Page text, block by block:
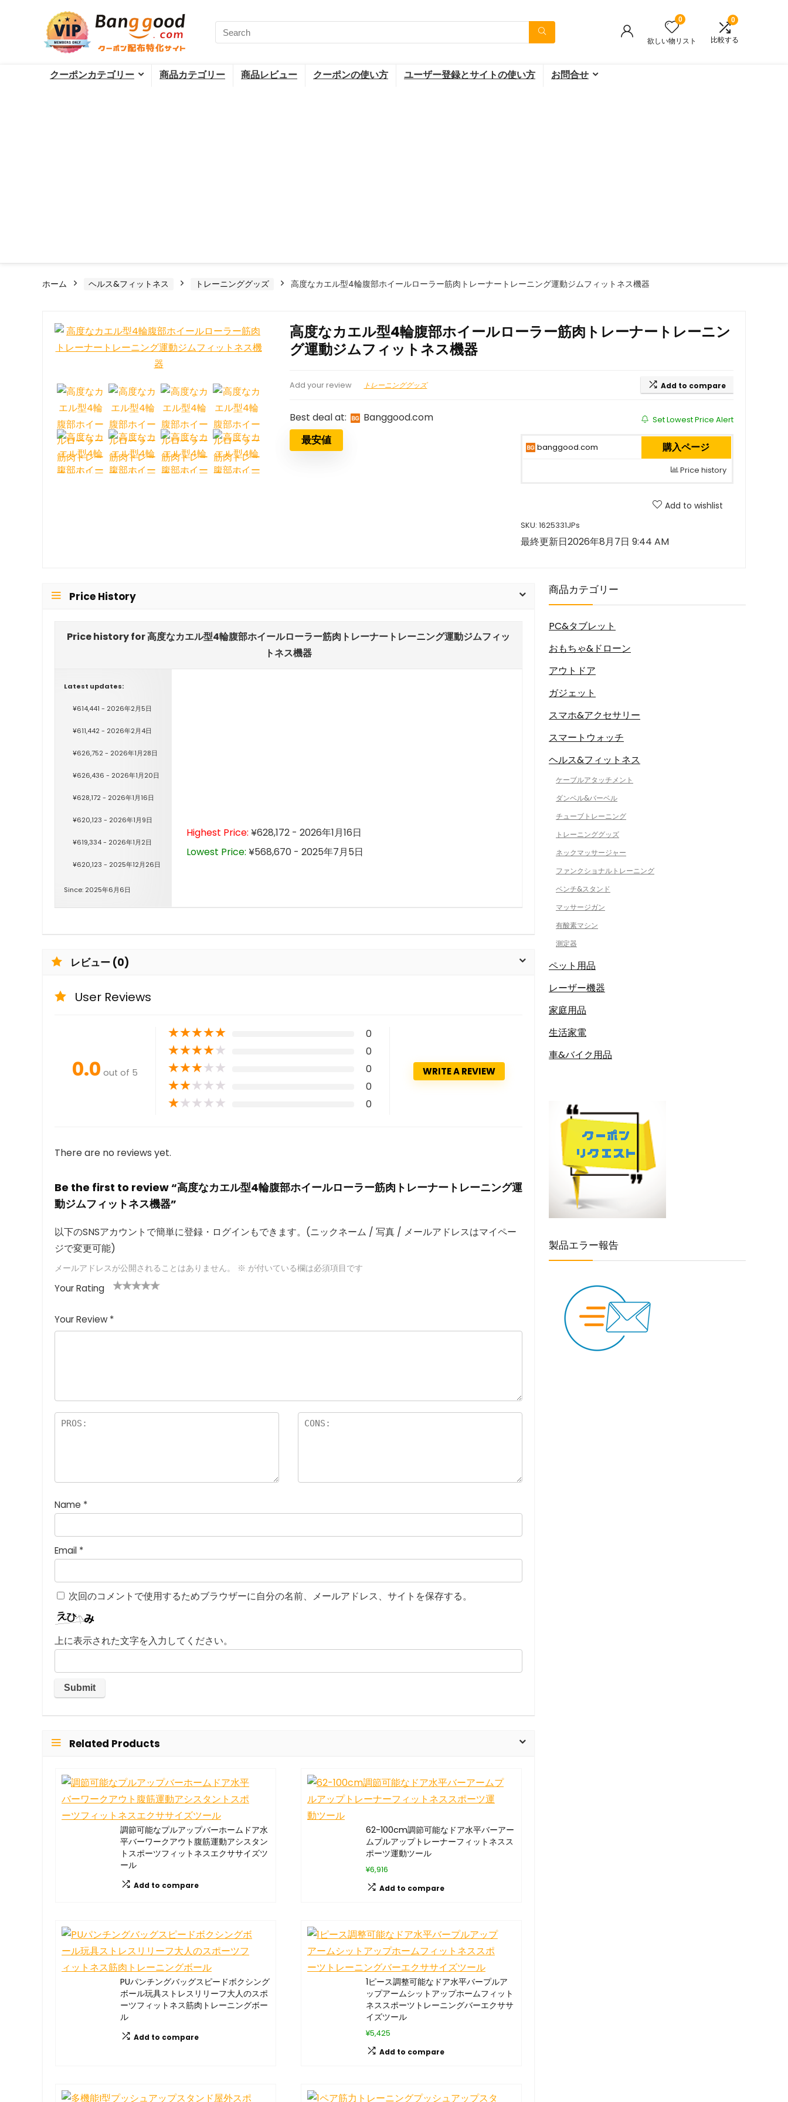
0
欲しい物リスト
0
比較する
クーポンカテゴリー 商品カテゴリー 商品レビュー クーポンの使い方 ユーザー登録とサイトの使い方 お問合せ
ホーム ヘルス&フィットネス トレーニンググッズ 高度なカエル型4輪腹部ホイールローラー筋肉トレーナートレーニング運動ジムフィットネス機器
高度なカエル型4輪腹部ホイールローラー筋肉トレーナートレーニン
グ運動ジムフィットネス機器
Add your review トレーニンググッズ Add to compare
Best deal at: banggood.com
最安値
Set Lowest Price Alert
banggood.com 購入ページ
Price history
Add to wishlist
SKU: 1625331JPs
最終更新日2026年8月7日 9:44 AM
Price History
Price history for 高度なカエル型4輪腹部ホイールローラー筋肉トレーナートレーニング運動ジムフィッ
トネス機器
Latest updates:
¥614,441 - 2026年2月5日
¥611,442 - 2026年2月4日
¥626,752 - 2026年1月28日
¥626,436 - 2026年1月20日
¥628,172 - 2026年1月16日
¥620,123 - 2026年1月9日
¥619,334 - 2026年1月2日
¥620,123 - 2025年12月26日
Since: 2025年6月6日
Highest Price: ¥628,172 - 2026年1月16日
Lowest Price: ¥568,670 - 2025年7月5日
レビュー (0)
User Reviews
0.0 out of 5
★★★★★ 0
★★★★★ 0
★★★★★ 0
★★★★★ 0
★★★★★ 0
WRITE A REVIEW
There are no reviews yet.
Be the first to review “高度なカエル型4輪腹部ホイールローラー筋肉トレーナートレーニング運
動ジムフィットネス機器”
以下のSNSアカウントで簡単に登録・ログインもできます。(ニックネーム / 写真 / メールアドレスはマイペー
ジで変更可能)
メールアドレスが公開されることはありません。 ※ が付いている欄は必須項目です
Your Rating
つ
星
価
星
(最
(最高
評価:
(最高評
価: 5つ
高評価: 5
つ星)
Your Review *
Name *
Email *
次回のコメントで使用するためブラウザーに自分の名前、メールアドレス、サイトを保存する。
上に表示された文字を入力してください。
Related Products
調節可能なプルアップバーホームドア水
平バーワークアウト腹筋運動アシスタン
トスポーツフィットネスエクササイズツ
ール
Add to compare
62-100cm調節可能なドア水平バーアー
ムプルアップトレーナーフィットネスス
ポーツ運動ツール
¥6,916
Add to compare
PUパンチングバッグスピードボクシング
ボール玩具ストレスリリーフ大人のスポ
ーツフィットネス筋肉トレーニングボー
ル
Add to compare
1ピース調整可能なドア水平バープルア
ップアームシットアップホームフィット
ネススポーツトレーニングバーエクササ
イズツール
¥5,425
Add to compare
商品カテゴリー
PC&タブレット
おもちゃ&ドローン
アウトドア
ガジェット
スマホ&アクセサリー
スマートウォッチ
ヘルス&フィットネス
ケーブルアタッチメント
ダンベル&バーベル
チューブトレーニング
トレーニンググッズ
ネックマッサージャー
ファンクショナルトレーニング
ベンチ&スタンド
マッサージガン
有酸素マシン
測定器
ペット用品
レーザー機器
家庭用品
生活家電
車&バイク用品
製品エラー報告